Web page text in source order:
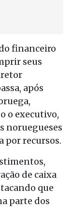
financeiro
seus
após
o executivo,
noruegueses
por recursos.
de caixa
que
parte dos